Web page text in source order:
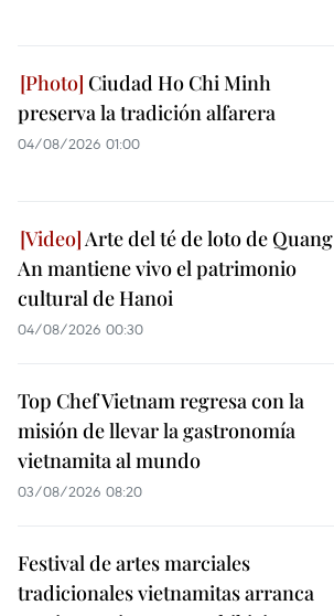
Ciudad Ho Chi Minh
preserva la tradición alfarera
04/08/2026 01:00
Arte del té de loto de Quang
An mantiene vivo el patrimonio
cultural de Hanoi
04/08/2026 00:30
Top Chef Vietnam regresa con la
misión de llevar la gastronomía
vietnamita al mundo
03/08/2026 08:20
Festival de artes marciales
tradicionales vietnamitas arranca